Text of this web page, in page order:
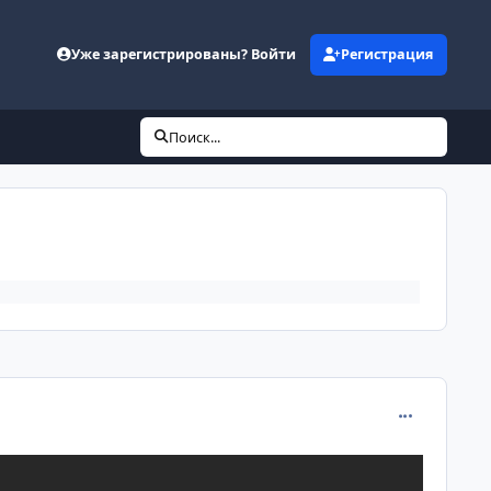
Уже зарегистрированы? Войти Регистрация
Поиск...